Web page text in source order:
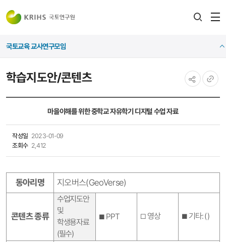
학습지도안/콘텐츠
국토교육 교사연구모임
마을이해를 위한 중학교 자유학기 디지털 수업 자료
작성일 2023-01-09
조회수 2,412
동아리명 지오버스(GeoVerse)
콘텐츠 종류
수업지도안
및
학생용자료
(필수)
■ PPT □ 영상 ■ 기타: ( )